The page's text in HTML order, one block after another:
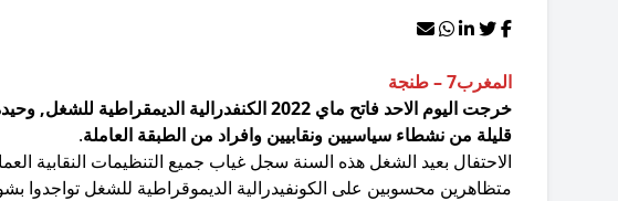
المغرب7 – طنجة
خرجت اليوم الاحد فاتح ماي 2022 الكنفدرالية
قليلة من نشطاء سياسيين ونقابيين وافراد من الطبقة العاملة.
الاحتفال بعيد الشغل هذه السنة سجل غياب جميع التنظيمات النقابية
متظاهرين محسوبين على الكونفيدرالية الديموقراطية للشغل تواجدوا